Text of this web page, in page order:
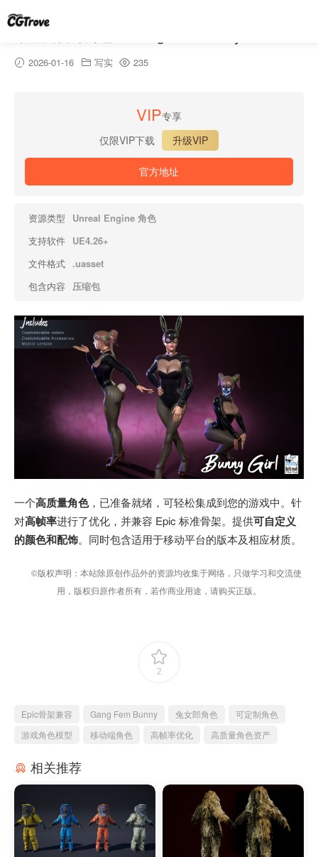
2026-01-16 写实 235
VIP专享
仅限VIP下载
升级VIP
官方地址
资源类型
Unreal Engine 角色
支持软件 UE4.26+
文件格式 .uasset
包含内容
压缩包
一个高质量角色，已准备就绪，可轻松集成到您的游戏中。针
对高帧率进行了优化，并兼容 Epic 标准骨架。提供可自定义
的颜色和配饰。同时包含适用于移动平台的版本及相应材质。
©版权声明：本站除原创作品外的资源均收集于网络，只做学习和交流使
用，版权归原作者所有，若作商业用途，请购买正版。
2
Epic骨架兼容 Gang Fem Bunny 兔女郎角色
可定制角色
游戏角色模型
移动端角色 高帧率优化 高质量角色资产
相关推荐